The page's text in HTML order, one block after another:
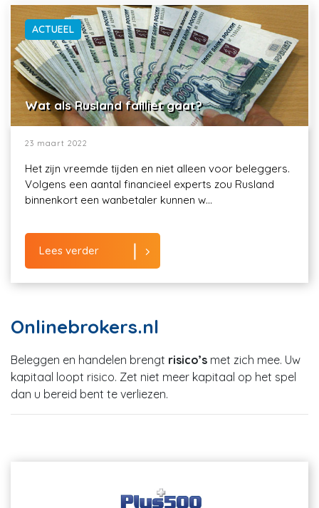
ACTUEEL
Wat als Rusland failliet gaat?
23 maart 2022
Het zijn vreemde tijden en niet alleen voor beleggers.
Volgens een aantal financieel experts zou Rusland
binnenkort een wanbetaler kunnen w...
Lees verder
Onlinebrokers.nl
Beleggen en handelen brengt risico’s met zich mee. Uw
kapitaal loopt risico. Zet niet meer kapitaal op het spel
dan u bereid bent te verliezen.